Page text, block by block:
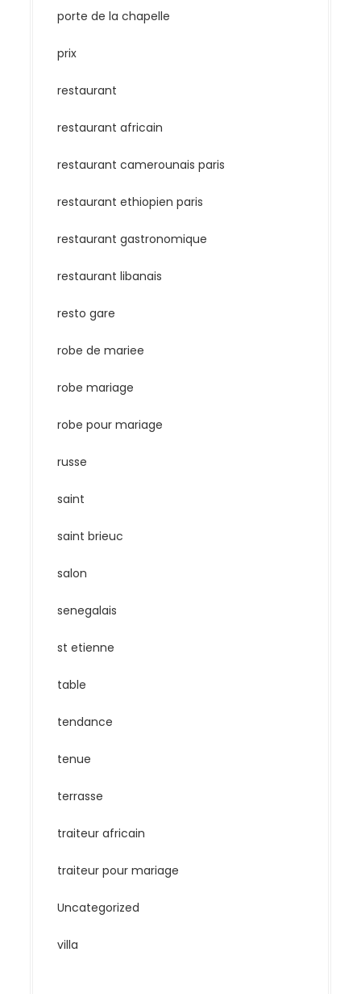
porte de la chapelle
prix
restaurant
restaurant africain
restaurant camerounais paris
restaurant ethiopien paris
restaurant gastronomique
restaurant libanais
resto gare
robe de mariee
robe mariage
robe pour mariage
russe
saint
saint brieuc
salon
senegalais
st etienne
table
tendance
tenue
terrasse
traiteur africain
traiteur pour mariage
Uncategorized
villa